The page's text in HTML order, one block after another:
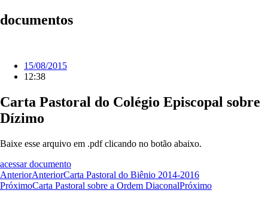
documentos
15/08/2015
12:38
Carta Pastoral do Colégio Episcopal sobre
Dízimo
Baixe esse arquivo em .pdf clicando no botão abaixo.
acessar documento
AnteriorAnteriorCarta Pastoral do Biênio 2014-2016
PróximoCarta Pastoral sobre a Ordem DiaconalPróximo